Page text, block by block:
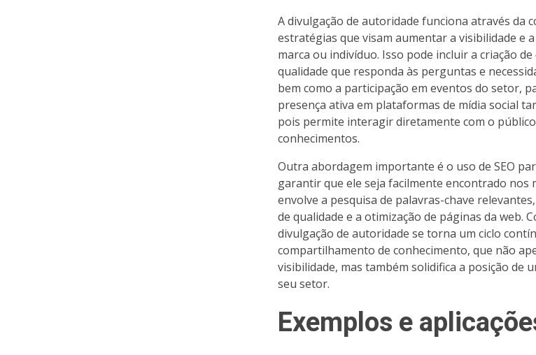
A divulgação de autoridade funciona através da
estratégias que visam aumentar a visibilidade e
marca ou indivíduo. Isso pode incluir a criação
qualidade que responda às perguntas e
bem como a participação em eventos do setor,
presença ativa em plataformas de mídia social
pois permite interagir diretamente com o
conhecimentos.
Outra abordagem importante é o uso de SEO
garantir que ele seja facilmente encontrado nos
envolve a pesquisa de palavras-chave
de qualidade e a otimização de páginas da web.
divulgação de autoridade se torna um ciclo
compartilhamento de conhecimento, que não
visibilidade, mas também solidifica a posição de
seu setor.
Exemplos e